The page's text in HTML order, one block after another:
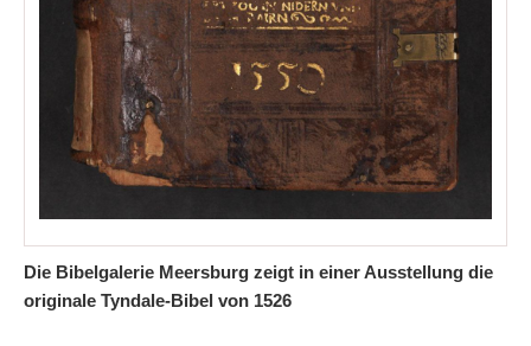
Die Bibelgalerie Meersburg zeigt in einer Ausstellung die
originale Tyndale-Bibel von 1526